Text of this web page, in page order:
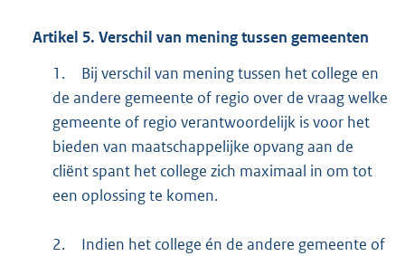
Artikel 5. Verschil van mening tussen gemeenten
1.
Bij verschil van mening tussen het college en
de andere gemeente of regio over de vraag welke
gemeente of regio verantwoordelijk is voor het
bieden van maatschappelijke opvang aan de
cliënt spant het college zich maximaal in om tot
een oplossing te komen.
2.
Indien het college én de andere gemeente of